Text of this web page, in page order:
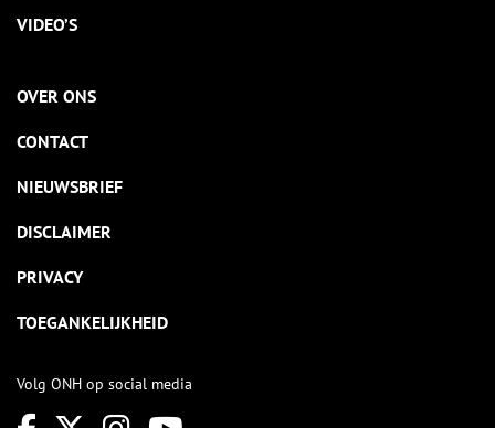
VIDEO’S
OVER ONS
CONTACT
NIEUWSBRIEF
DISCLAIMER
PRIVACY
TOEGANKELIJKHEID
Volg ONH op social media